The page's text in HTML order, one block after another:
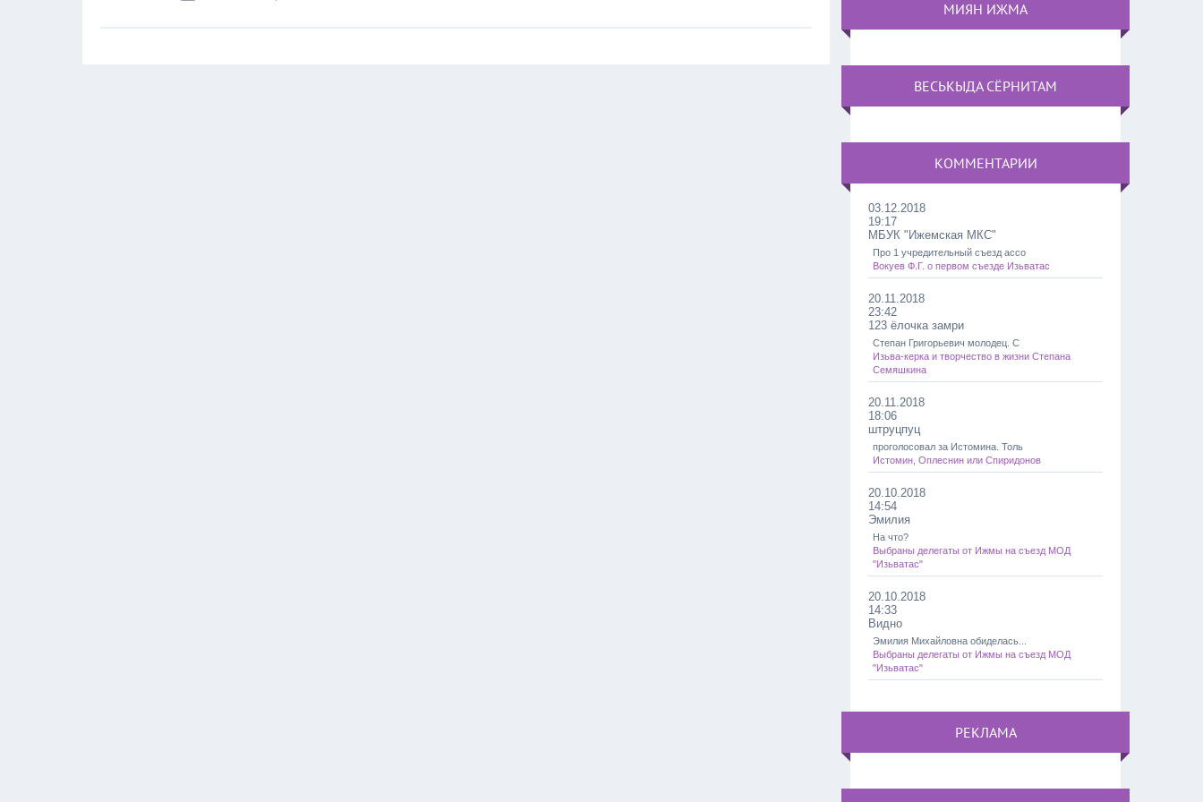
МИЯН ИЖМА
ВЕСЬКЫДА СЁРНИТАМ
КОММЕНТАРИИ
03.12.2018
19:17
МБУК "Ижемская МКС"
Про 1 учредительный съезд ассо
Вокуев Ф.Г. о первом съезде Изьватас
20.11.2018
23:42
123 ёлочка замри
Степан Григорьевич молодец. С
Изьва-керка и творчество в жизни Степана
Семяшкина
20.11.2018
18:06
штруцпуц
проголосовал за Истомина. Толь
Истомин, Оплеснин или Спиридонов
20.10.2018
14:54
Эмилия
На что?
Выбраны делегаты от Ижмы на съезд МОД
"Изьватас"
20.10.2018
14:33
Видно
Эмилия Михайловна обиделась...
Выбраны делегаты от Ижмы на съезд МОД
"Изьватас"
РЕКЛАМА